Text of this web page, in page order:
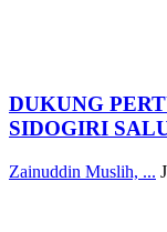
DUKUNG
SIDOGIRI
Zainuddin Muslih, ...